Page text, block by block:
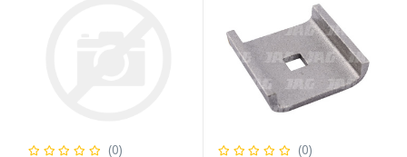
(0) (0)